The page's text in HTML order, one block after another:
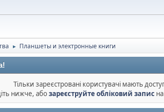
► Планшеты и электронные книги
Тільки зареєстровані користувачі мають
нижче, абозареєструйте обліковий запис